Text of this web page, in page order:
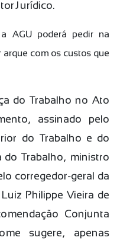
Jurídico.
AGU poderá pedir na
arque com os custos que
do Trabalho no Ato
assinado pelo
do Trabalho e do
do Trabalho, ministro
corregedor-geral da
Philippe Vieira de
Conjunta
sugere, apenas